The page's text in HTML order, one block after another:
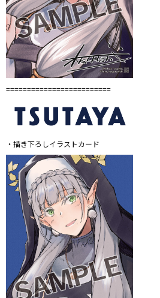
=========================
・描き下ろしイラストカード